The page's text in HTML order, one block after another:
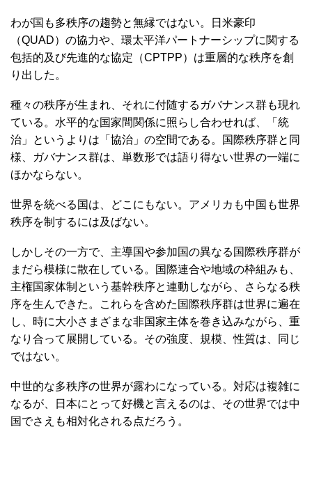
わが国も多秩序の趨勢と無縁ではない。日米豪印
（QUAD）の協力や、環太平洋パートナーシップに関する
包括的及び先進的な協定（CPTPP）は重層的な秩序を創
り出した。
種々の秩序が生まれ、それに付随するガバナンス群も現れ
ている。水平的な国家間関係に照らし合わせれば、「統
治」というよりは「協治」の空間である。国際秩序群と同
様、ガバナンス群は、単数形では語り得ない世界の一端に
ほかならない。
世界を統べる国は、どこにもない。アメリカも中国も世界
秩序を制するには及ばない。
しかしその一方で、主導国や参加国の異なる国際秩序群が
まだら模様に散在している。国際連合や地域の枠組みも、
主権国家体制という基幹秩序と連動しながら、さらなる秩
序を生んできた。これらを含めた国際秩序群は世界に遍在
し、時に大小さまざまな非国家主体を巻き込みながら、重
なり合って展開している。その強度、規模、性質は、同じ
ではない。
中世的な多秩序の世界が露わになっている。対応は複雑に
なるが、日本にとって好機と言えるのは、その世界では中
国でさえも相対化される点だろう。